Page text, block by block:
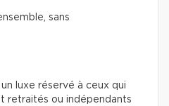
sans
luxe réservé à ceux qui
retraités ou indépendants